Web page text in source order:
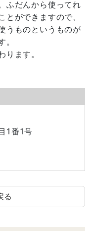
ふだんから使ってれ
とができますので、
うものというものが
。
ります。
1番1号
る